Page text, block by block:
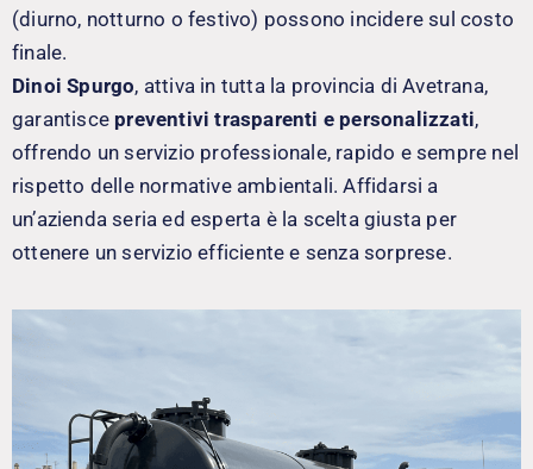
(diurno, notturno o festivo) possono incidere sul costo
finale.
Dinoi Spurgo, attiva in tutta la provincia di Avetrana,
garantisce preventivi trasparenti e personalizzati,
offrendo un servizio professionale, rapido e sempre nel
rispetto delle normative ambientali. Affidarsi a
un’azienda seria ed esperta è la scelta giusta per
ottenere un servizio efficiente e senza sorprese.